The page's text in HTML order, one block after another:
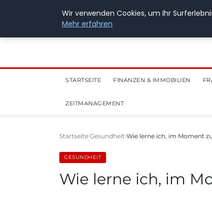
28. Juli 2026
STARTSEITE FINANZEN & IMMOBILIEN
ZEITMANAGEMENT
Startseite Gesundheit Wie lerne ich, im Moment
GESUNDHEIT
Wie lerne ich, im
Wir verwenden Cookies, um Ihr
Mehr erfahren